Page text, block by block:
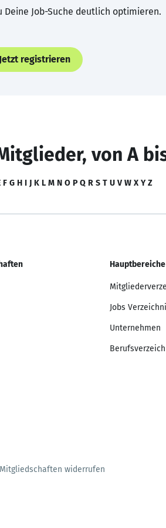
Job-Suche deutlich optimieren.
Jetzt registrieren
von A
F G H I J K L M N O P Q R S T U V W X Y Z
Hauptbereiche
Jobs
Unternehmen
Mitgliedschaften widerrufen